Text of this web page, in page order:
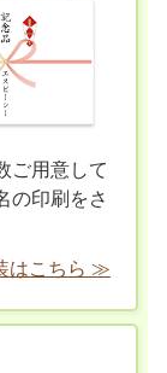
ご用意して
の印刷をさ
はこちら ≫